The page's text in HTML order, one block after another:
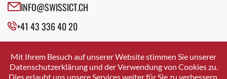
Davos Platz
Davos Platz 1
Dietikon
Dietlikon
INFO@SWISSICT.CH
+41 43 336 40 20
SWISSICT
VULKANSTRASSE 120
8048 ZURICH
Mit Ihrem Besuch auf unserer Website stimmen Sie unserer
Datenschutzerklärung und der Verwendung von Cookies zu.
Dies erlaubt uns unsere Services weiter für Sie zu verbessern.